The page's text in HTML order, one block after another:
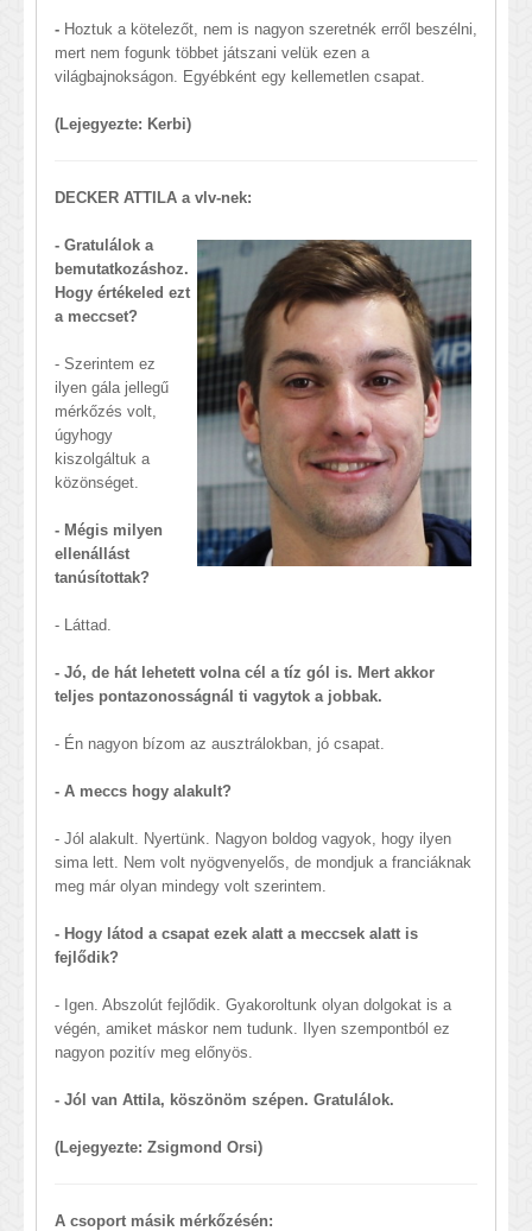
- Hoztuk a kötelezőt, nem is nagyon szeretnék erről beszélni,
mert nem fogunk többet játszani velük ezen a
világbajnokságon. Egyébként egy kellemetlen csapat.
(Lejegyezte: Kerbi)
DECKER ATTILA a vlv-nek:
- Gratulálok a
bemutatkozáshoz.
Hogy értékeled ezt
a meccset?
- Szerintem ez
ilyen gála jellegű
mérkőzés volt,
úgyhogy
kiszolgáltuk a
közönséget.
- Mégis milyen
ellenállást
tanúsítottak?
- Láttad.
- Jó, de hát lehetett volna cél a tíz gól is. Mert akkor
teljes pontazonosságnál ti vagytok a jobbak.
- Én nagyon bízom az ausztrálokban, jó csapat.
- A meccs hogy alakult?
- Jól alakult. Nyertünk. Nagyon boldog vagyok, hogy ilyen
sima lett. Nem volt nyögvenyelős, de mondjuk a franciáknak
meg már olyan mindegy volt szerintem.
- Hogy látod a csapat ezek alatt a meccsek alatt is
fejlődik?
- Igen. Abszolút fejlődik. Gyakoroltunk olyan dolgokat is a
végén, amiket máskor nem tudunk. Ilyen szempontból ez
nagyon pozitív meg előnyös.
- Jól van Attila, köszönöm szépen. Gratulálok.
(Lejegyezte: Zsigmond Orsi)
A csoport másik mérkőzésén: